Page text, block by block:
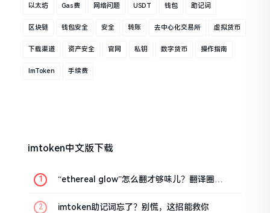
以太坊 Gas费 网络问题 USDT 钱包 助记词
区块链 钱包安全 安全 转账 去中心化交易所 虚拟货币
下载渠道 资产安全 官网 私钥 数字货币 操作指南
ImToken 手续费
imtoken中文版下载
“ethereal glow”怎么翻才够味儿？翻译圈老
imtoken助记词忘了？别慌，这招能救你